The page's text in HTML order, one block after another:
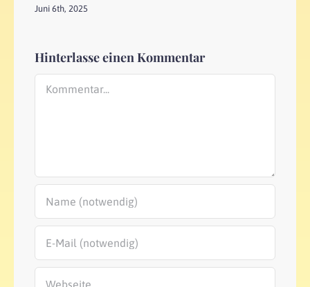
Juni 6th, 2025
Hinterlasse einen Kommentar
Kommentar